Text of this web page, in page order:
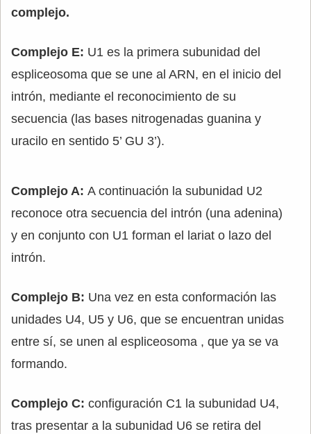
complejo.
Complejo E: U1 es la primera subunidad del
espliceosoma que se une al ARN, en el inicio del
intrón, mediante el reconocimiento de su
secuencia (las bases nitrogenadas guanina y
uracilo en sentido 5’ GU 3’).
Complejo A: A continuación la subunidad U2
reconoce otra secuencia del intrón (una adenina)
y en conjunto con U1 forman el lariat o lazo del
intrón.
Complejo B: Una vez en esta conformación las
unidades U4, U5 y U6, que se encuentran unidas
entre sí, se unen al espliceosoma , que ya se va
formando.
Complejo C: configuración C1 la subunidad U4,
tras presentar a la subunidad U6 se retira del